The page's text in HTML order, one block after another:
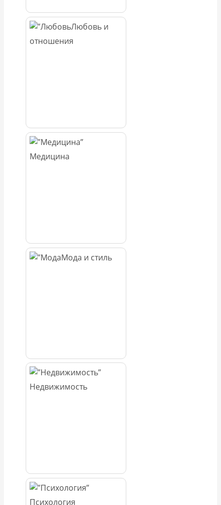
Любовь и
отношения
Медицина
Мода и стиль
Недвижимость
Психология